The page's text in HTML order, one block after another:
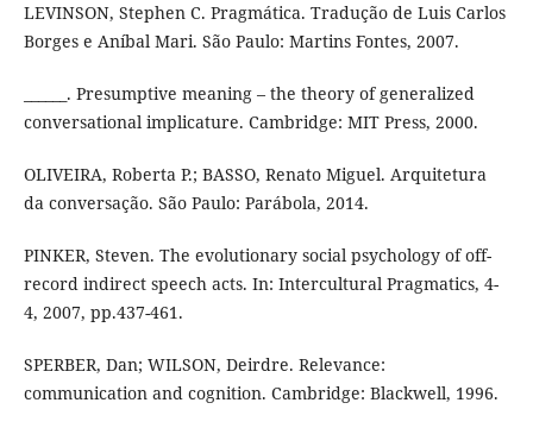
LEVINSON, Stephen C. Pragmática. Tradução de Luis Carlos
Borges e Aníbal Mari. São Paulo: Martins Fontes, 2007.
______. Presumptive meaning – the theory of generalized
conversational implicature. Cambridge: MIT Press, 2000.
OLIVEIRA, Roberta P.; BASSO, Renato Miguel. Arquitetura
da conversação. São Paulo: Parábola, 2014.
PINKER, Steven. The evolutionary social psychology of off-
record indirect speech acts. In: Intercultural Pragmatics, 4-
4, 2007, pp.437-461.
SPERBER, Dan; WILSON, Deirdre. Relevance:
communication and cognition. Cambridge: Blackwell, 1996.